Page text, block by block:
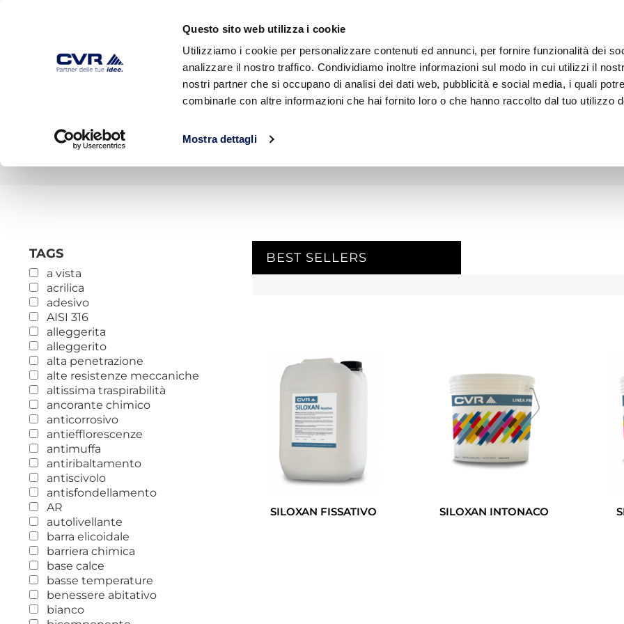
Questo sito web utilizza i cookie
Utilizziamo i cookie per personalizzare contenuti ed annunci, per fornire funzionalità dei
analizzare il nostro traffico. Condividiamo inoltre informazioni sul modo in cui utilizzi il
nostri partner che si occupano di analisi dei dati web, pubblicità e social media, i quali
combinarle con altre informazioni che hai fornito loro o che hanno raccolto dal tuo utilizzo
Mostra dettagli
AZIENDA PRODOTTI AREA DOWNLOAD TECNOLOGIA E AMBIENTE
TAGS
a vista
acrilica
adesivo
AISI 316
alleggerita
alleggerito
alta penetrazione
alte resistenze meccaniche
altissima traspirabilità
ancorante chimico
anticorrosivo
antiefflorescenze
antimuffa
antiribaltamento
antiscivolo
antisfondellamento
AR
autolivellante
barra elicoidale
barriera chimica
base calce
basse temperature
benessere abitativo
bianco
BEST SELLERS
SILOXAN FISSATIVO SILOXAN INTONACO